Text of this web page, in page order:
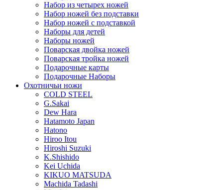
Набор из четырех ножей
Набор ножей без подставки
Набор ножей с подставкой
Наборы для детей
Наборы ножей
Поварская двойка ножей
Поварская тройка ножей
Подарочные карты
Подарочные Наборы
Охотничьи ножи
COLD STEEL
G.Sakai
Dew Hara
Hatamoto Japan
Hatono
Hiroo Itou
Hiroshi Suzuki
K.Shishido
Kei Uchida
KIKUO MATSUDA
Machida Tadashi